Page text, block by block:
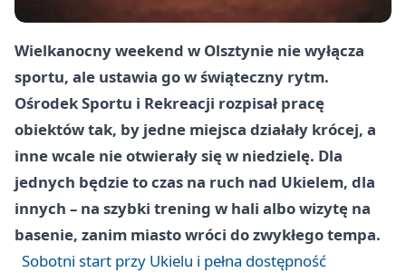
Wielkanocny weekend w Olsztynie nie wyłącza
sportu, ale ustawia go w świąteczny rytm.
Ośrodek Sportu i Rekreacji rozpisał pracę
obiektów tak, by jedne miejsca działały krócej, a
inne wcale nie otwierały się w niedzielę. Dla
jednych będzie to czas na ruch nad Ukielem, dla
innych – na szybki trening w hali albo wizytę na
basenie, zanim miasto wróci do zwykłego tempa.
Sobotni start przy Ukielu i pełna dostępność